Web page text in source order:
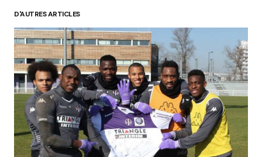
Your Name*
Your E-mail*
Submit Comment
D'AUTRES ARTICLES